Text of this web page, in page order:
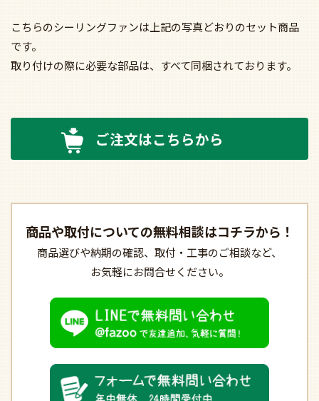
こちらのシーリングファンは上記の写真どおりのセット商品
です。
取り付けの際に必要な部品は、すべて同梱されております。
ご注文はこちらから
商品や取付についての無料相談はコチラから！
商品選びや納期の確認、 取付・工事のご相談など、
お気軽にお問合せください。